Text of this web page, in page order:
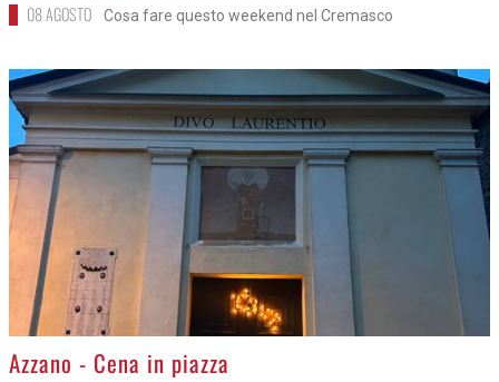
08 AGOSTO Cosa fare questo weekend nel Cremasco
>
Azzano - Cena in piazza